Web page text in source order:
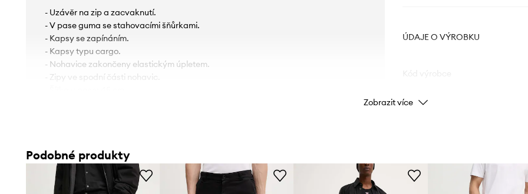
- Uzávěr na zip a zacvaknutí.
- V pase guma se stahovacími šňůrkami.
- Kapsy se zapínáním.
- Kapsy typu cargo.
- Nohavice zakončeny elastickým úpletem.
- Zipy ve spodní části nohavic.
ÚDAJE O VÝROBKU
Barva výrobce
Značka
Zobrazit více
Podobné produkty